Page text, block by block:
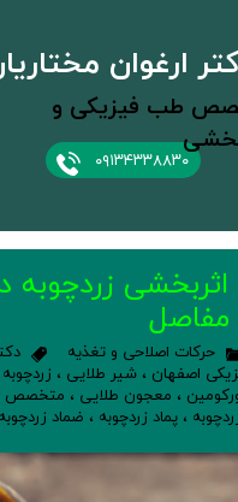
۰۹۱۳۴۳۳۸۸۳۰
ارغوان
طب فیزیکی و
اثربخشی
مفاصل
حرکات اصلاحی و تغذیه
اصفهان ، شیر طلایی ،
، معجون طلایی ، متخصص
، پماد زردچوبه ، ضماد زردچوبه